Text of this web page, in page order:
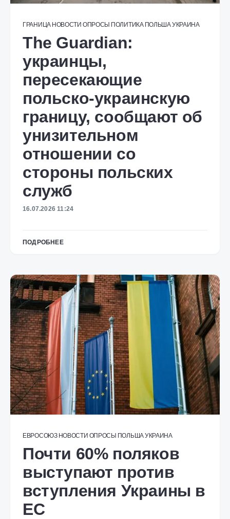
ГРАНИЦА НОВОСТИ ОПРОСЫ ПОЛИТИКА ПОЛЬШАУКРАИНА
The Guardian:
украинцы,
пересекающие
польско-украинскую
границу, сообщают об
унизительном
отношении со
стороны польских
служб
16.07.2026 11:24
ПОДРОБНЕЕ
ЕВРОСОЮЗ НОВОСТИ ОПРОСЫ ПОЛЬШАУКРАИНА
Почти 60% поляков
выступают против
вступления Украины в
ЕС